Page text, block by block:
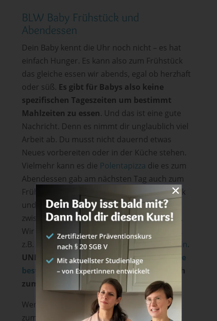
BLW Baby Frühstück und
Abendessen
Dein Baby kennt die Uhr noch nicht – es hat
einfach Hunger. Es kann also zum Frühstück
das gleiche essen wir abends, egal ob herzhaft
oder süß. Es gibt für Babys also keine
spezifischen Tageszeiten um bestimmt
Mahlzeiten zu essen. Und das ist eine gute
Nachricht. Denn es nimmt dir unglaublich viel
Arbeit ab. Du musst nicht dauernd etwas
Neues vorbereiten oder in der Küche stehen.
Vielmehr kann es die Polentapizza die es zum
Abendessen gab am nächsten Tag auch zum
Frühstück geben. Prädestiniert für Frühstück
und Abendessen und als Snack für
zwischendurch eignen sich Waffeln aller Art.
Wir haben viele Waffelrezepte auf dem Blog,
z.B. für
Kürbiswaffelnund zuckerfreie Waffeln.
UND wir haben ein grandioses E-Book
„Die
besten Waffelrezepte“erstellt und für dich
zum Kauf bereit gelegt.
Wenn du also auf der Suche nach Rezepten
zum Frühstück und Abendessen bist, dann